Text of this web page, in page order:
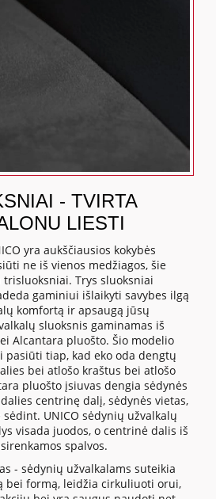
- TVIRTA
LIESTI
yra aukščiausios kokybės
ne iš vienos medžiagos, šie
Trys sluoksniai
gaminiui išlaikyti savybes ilgą
komfortą ir apsaugą jūsų
sluoksnis gaminamas iš
Alcantara pluošto. Šio modelio
tiap, kad eko oda dengtų
bei atlošo kraštus bei atlošo
pluošto įsiuvas dengia sėdynės
centrinę dalį, sėdynės vietas,
UNICO sėdynių užvalkalų
visada juodos, o centrinė dalis iš
spalvos.
- sėdynių užvalkalams suteikia
bei formą, leidžia cirkuliuoti orui,